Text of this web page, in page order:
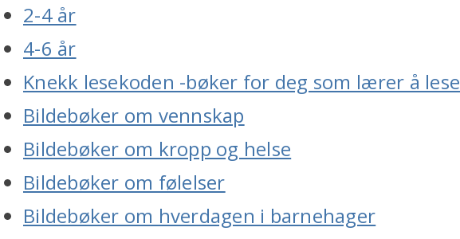
2-4 år
4-6 år
Knekk lesekoden -bøker for deg som lærer å lese
Bildebøker om vennskap
Bildebøker om kropp og helse
Bildebøker om følelser
Bildebøker om hverdagen i barnehager